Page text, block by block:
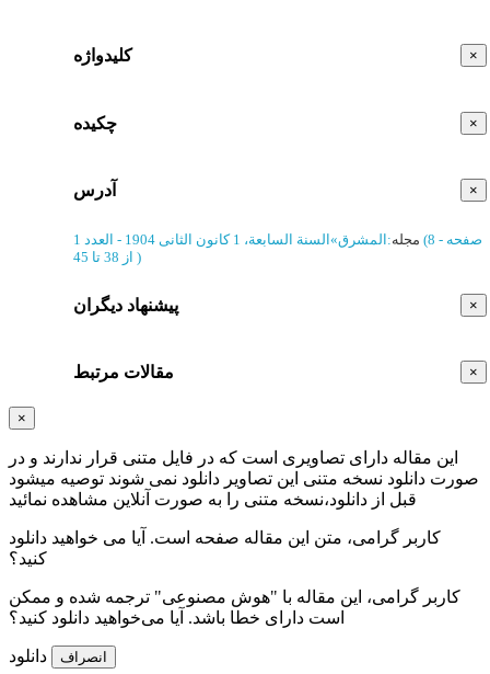
× کلیدواژه
× چکیده
× آدرس
مجله:المشرق»السنة السابعة، 1 کانون الثانی 1904 - العدد 1
(‎8 صفحه -
)
× پیشنهاد دیگران
× مقالات مرتبط
×
این مقاله دارای تصاویری است که در فایل متنی قرار ندارند و در
صورت دانلود نسخه متنی این تصاویر دانلود نمی شوند توصیه میشود
قبل از دانلود،نسخه متنی را به صورت آنلاین مشاهده نمائید
کاربر گرامی، متن این مقاله صفحه است. آیا می خواهید دانلود
کنید؟
کاربر گرامی، این مقاله با "هوش مصنوعی" ترجمه شده و ممکن
است دارای خطا باشد. آیا می‌خواهید دانلود کنید؟
دانلود انصراف